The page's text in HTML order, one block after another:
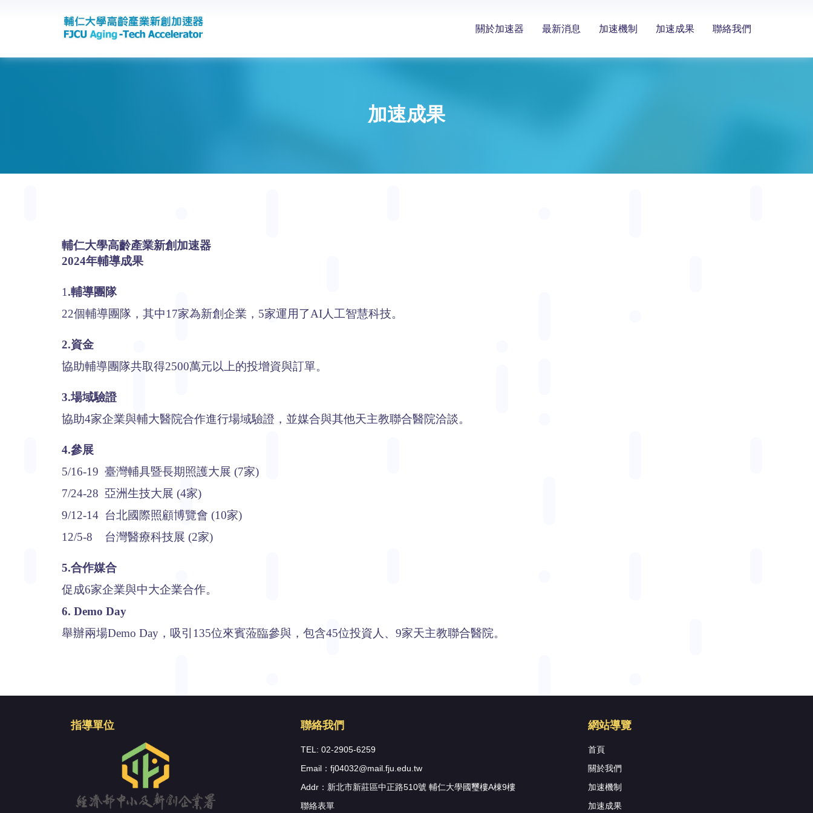
關於加速器 最新消息 加速機制 加速成果 聯絡我們
加速成果
輔仁大學高齡產業新創加速器
2024年輔導成果
1.輔導團隊
22個輔導團隊，其中17家為新創企業，5家運用了AI人工智慧科技。
2.資金
協助輔導團隊共取得2500萬元以上的投增資與訂單。
3.場域驗證
協助4家企業與輔大醫院合作進行場域驗證，並媒合與其他天主教聯合醫院洽談。
4.參展
5/16-19 臺灣輔具暨長期照護大展 (7家)
7/24-28 亞洲生技大展 (4家)
9/12-14 台北國際照顧博覽會 (10家)
12/5-8 台灣醫療科技展 (2家)
5.合作媒合
促成6家企業與中大企業合作。
6. Demo Day
舉辦兩場Demo Day，吸引135位來賓蒞臨參與，包含45位投資人、9家天主教聯合醫院。
指導單位 聯絡我們
TEL: 02-2905-6259
Email：fj04032@mail.fju.edu.tw
Addr：新北市新莊區中正路510號 輔仁大學國璽樓A棟9樓
聯絡表單
網站導覽
首頁
關於我們
加速機制
加速成果